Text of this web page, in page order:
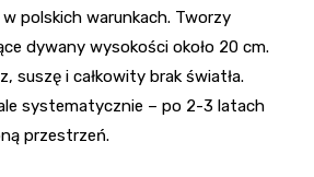
polskich warunkach. Tworzy
dywany wysokości około 20 cm.
suszę i całkowity brak światła.
systematycznie – po 2-3 latach
przestrzeń.